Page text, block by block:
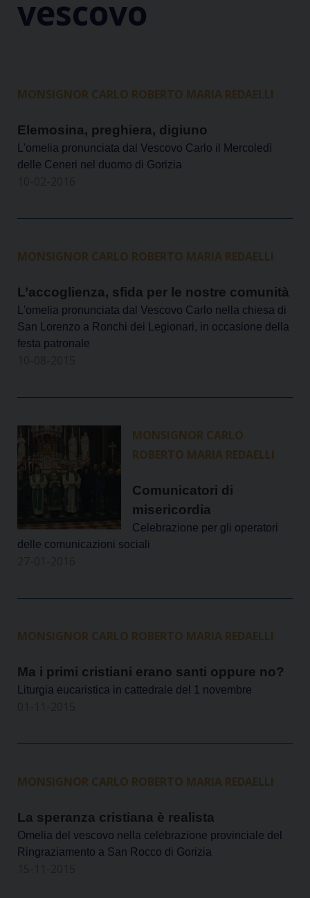
vescovo
MONSIGNOR CARLO ROBERTO MARIA REDAELLI
Elemosina, preghiera, digiuno
L'omelia pronunciata dal Vescovo Carlo il Mercoledì
delle Ceneri nel duomo di Gorizia
MONSIGNOR CARLO ROBERTO MARIA REDAELLI
L’accoglienza, sfida per le nostre comunità
L'omelia pronunciata dal Vescovo Carlo nella chiesa di
San Lorenzo a Ronchi dei Legionari, in occasione della
festa patronale
MONSIGNOR CARLO
ROBERTO MARIA REDAELLI
Comunicatori di
misericordia
Celebrazione per gli operatori
delle comunicazioni sociali
MONSIGNOR CARLO ROBERTO MARIA REDAELLI
Ma i primi cristiani erano santi oppure no?
Liturgia eucaristica in cattedrale del 1 novembre
MONSIGNOR CARLO ROBERTO MARIA REDAELLI
La speranza cristiana è realista
Omelia del vescovo nella celebrazione provinciale del
Ringraziamento a San Rocco di Gorizia